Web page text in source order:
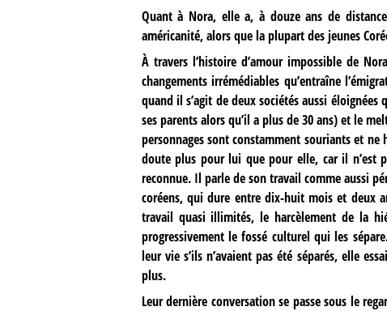
Quant à Nora, elle a, à douze ans de
américanité, alors que la plupart des jeunes
À travers l’histoire d’amour impossible de
changements irrémédiables qu’entraîne
quand il s’agit de deux sociétés aussi
ses parents alors qu’il a plus de 30 ans) et le
personnages sont constamment souriants et
doute plus pour lui que pour elle, car il n’est
reconnue. Il parle de son travail comme aussi
coréens, qui dure entre dix-huit mois et deux
travail quasi illimités, le harcèlement de la
progressivement le fossé culturel qui les
leur vie s’ils n’avaient pas été séparés, elle
plus.
Leur dernière conversation se passe sous le